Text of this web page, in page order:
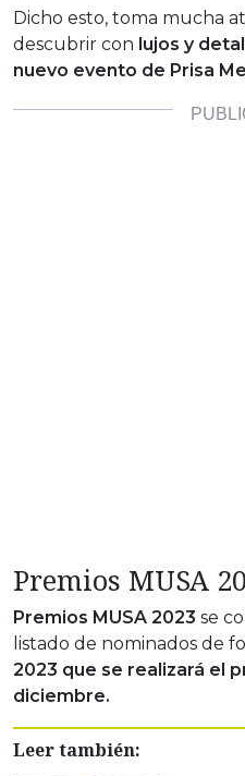
Dicho esto, toma mucha
descubrir con lujos y
nuevo evento de Prisa
Premios MUSA
Premios MUSA 2023 se
listado de nominados de
2023 que se realizará el
diciembre.
Leer también: